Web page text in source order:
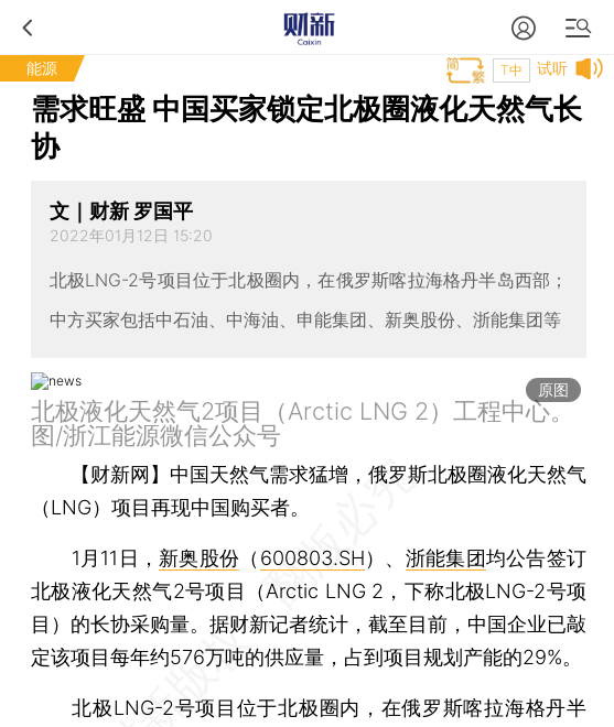
能源 试听
T中
需求旺盛 中国买家锁定北极圈液化天然气长
协
文｜财新 罗国平
2022年01月12日 15:20
北极LNG-2号项目位于北极圈内，在俄罗斯喀拉海格丹半岛西部；
中方买家包括中石油、中海油、申能集团、新奥股份、浙能集团等
原图
北极液化天然气2项目（Arctic LNG 2）工程中心。
图/浙江能源微信公众号
【财新网】 中国天然气需求猛增，俄罗斯北极圈液化天然气
（LNG）项目再现中国购买者。
1月11日， 新奥股份 （ 600803.SH）、 浙能集团均公告签订
北极液化天然气2号项目（Arctic LNG 2，下称北极LNG-2号项
目）的长协采购量。据财新记者统计，截至目前，中国企业已敲
定该项目每年约576万吨的供应量，占到项目规划产能的29%。
北极LNG-2号项目位于北极圈内，在俄罗斯喀拉海格丹半